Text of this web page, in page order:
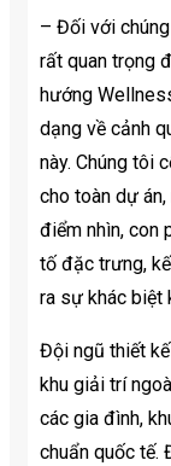
– Đối với
rất quan trọng
hướng
dạng về cảnh
này. Chúng tôi
cho toàn dự
điểm nhìn, con
tố đặc trưng,
ra sự khác biệt
Đội ngũ thiết
khu giải trí
các gia đình,
chuẩn quốc tế.